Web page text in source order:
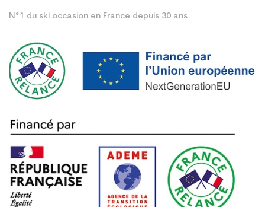
N°1 du ski occasion en France depuis 30 ans